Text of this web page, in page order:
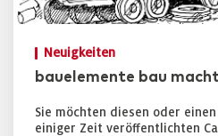
Neuigkeiten
bauelemente bau
Sie möchten diesen oder
einiger Zeit veröffentlichten